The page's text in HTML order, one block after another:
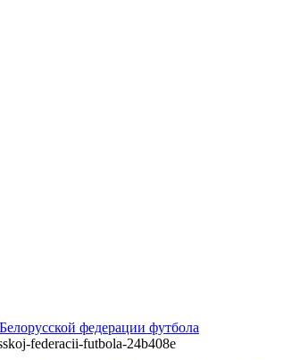
федерации футбола
federacii-futbola-24b408e